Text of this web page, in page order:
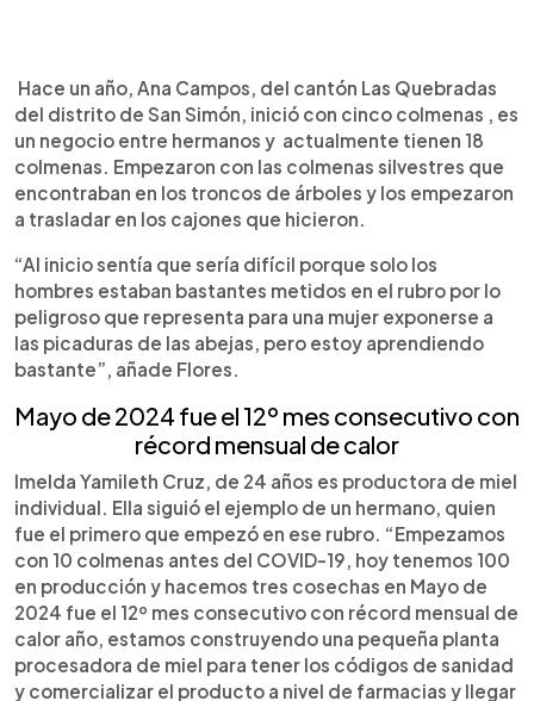
Hace un año, Ana Campos, del cantón Las Quebradas
del distrito de San Simón, inició con cinco colmenas , es
un negocio entre hermanos y actualmente tienen 18
colmenas. Empezaron con las colmenas silvestres que
encontraban en los troncos de árboles y los empezaron
a trasladar en los cajones que hicieron.
“Al inicio sentía que sería difícil porque solo los
hombres estaban bastantes metidos en el rubro por lo
peligroso que representa para una mujer exponerse a
las picaduras de las abejas, pero estoy aprendiendo
bastante”, añade Flores.
Mayo de 2024 fue el 12º mes consecutivo con
récord mensual decalor
Imelda Yamileth Cruz, de 24 años es productora de miel
individual. Ella siguió el ejemplo de un hermano, quien
fue el primero que empezó en ese rubro. “Empezamos
con 10 colmenas antes del COVID-19, hoy tenemos 100
en producción y hacemos tres cosechas en Mayo de
2024 fue el 12º mes consecutivo con récord mensual de
calor año, estamos construyendo una pequeña planta
procesadora de miel para tener los códigos de sanidad
y comercializar el producto a nivel de farmacias y llegar